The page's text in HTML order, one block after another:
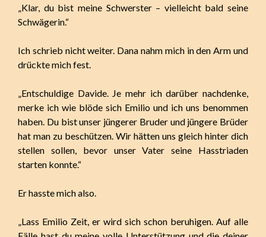
„Klar, du bist meine Schwerster – vielleicht bald seine
Schwägerin.“
Ich schrieb nicht weiter. Dana nahm mich in den Arm und
drückte mich fest.
„Entschuldige Davide. Je mehr ich darüber nachdenke,
merke ich wie blöde sich Emilio und ich uns benommen
haben. Du bist unser jüngerer Bruder und jüngere Brüder
hat man zu beschützen. Wir hätten uns gleich hinter dich
stellen sollen, bevor unser Vater seine Hasstriaden
starten konnte.“
Er hasste mich also.
„Lass Emilio Zeit, er wird sich schon beruhigen. Auf alle